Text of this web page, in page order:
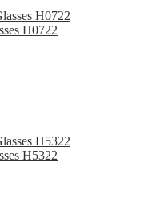
H0722
H5322